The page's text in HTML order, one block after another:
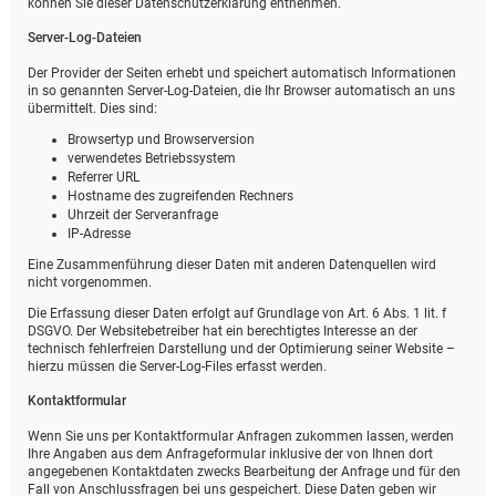
können Sie dieser Datenschutzerklärung entnehmen.
Server-Log-Dateien
Der Provider der Seiten erhebt und speichert automatisch Informationen
in so genannten Server-Log-Dateien, die Ihr Browser automatisch an uns
übermittelt. Dies sind:
Browsertyp und Browserversion
verwendetes Betriebssystem
Referrer URL
Hostname des zugreifenden Rechners
Uhrzeit der Serveranfrage
IP-Adresse
Eine Zusammenführung dieser Daten mit anderen Datenquellen wird
nicht vorgenommen.
Die Erfassung dieser Daten erfolgt auf Grundlage von Art. 6 Abs. 1 lit. f
DSGVO. Der Websitebetreiber hat ein berechtigtes Interesse an der
technisch fehlerfreien Darstellung und der Optimierung seiner Website –
hierzu müssen die Server-Log-Files erfasst werden.
Kontaktformular
Wenn Sie uns per Kontaktformular Anfragen zukommen lassen, werden
Ihre Angaben aus dem Anfrageformular inklusive der von Ihnen dort
angegebenen Kontaktdaten zwecks Bearbeitung der Anfrage und für den
Fall von Anschlussfragen bei uns gespeichert. Diese Daten geben wir